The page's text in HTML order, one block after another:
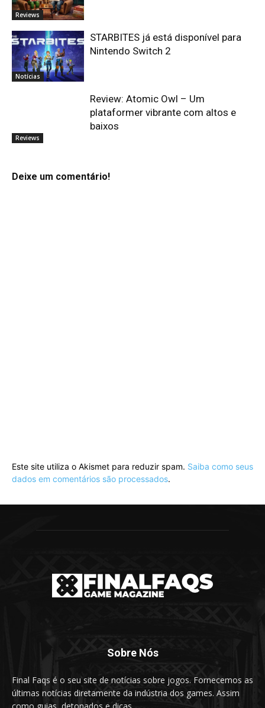
Reviews
Notícias
STARBITES já está disponível para
Nintendo Switch 2
Reviews
Review: Atomic Owl – Um
plataformer vibrante com altos e
baixos
Deixe um comentário!
Este site utiliza o Akismet para reduzir spam. Saiba como seus
dados em comentários são processados.
Sobre Nós
Final Faqs é o seu site de notícias sobre jogos. Fornecemos as
últimas notícias diretamente da indústria dos games. Assim